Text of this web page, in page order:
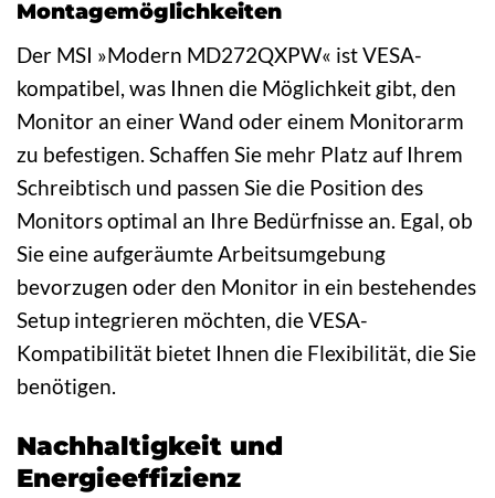
Montagemöglichkeiten
Der MSI »Modern MD272QXPW« ist VESA-
kompatibel, was Ihnen die Möglichkeit gibt, den
Monitor an einer Wand oder einem Monitorarm
zu befestigen. Schaffen Sie mehr Platz auf Ihrem
Schreibtisch und passen Sie die Position des
Monitors optimal an Ihre Bedürfnisse an. Egal, ob
Sie eine aufgeräumte Arbeitsumgebung
bevorzugen oder den Monitor in ein bestehendes
Setup integrieren möchten, die VESA-
Kompatibilität bietet Ihnen die Flexibilität, die Sie
benötigen.
Nachhaltigkeit und
Energieeffizienz